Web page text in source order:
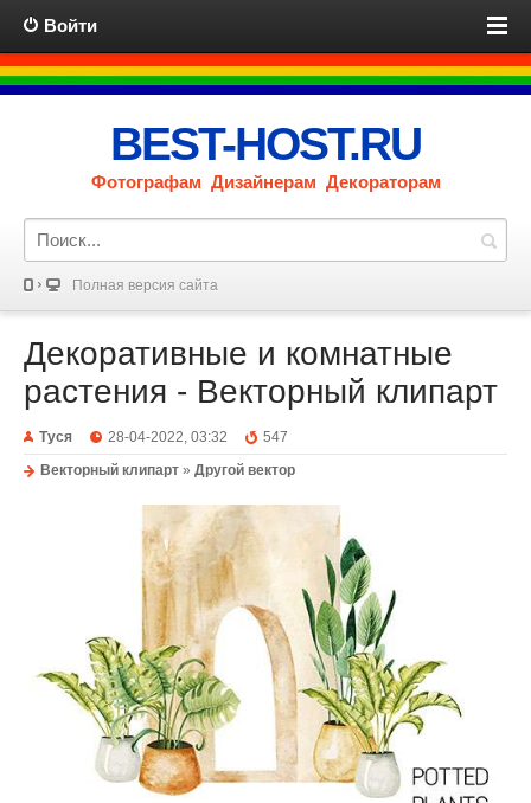
Войти
BEST-HOST.RU
Фотографам Дизайнерам Декораторам
Полная версия сайта
Декоративные и комнатные
растения - Векторный клипарт
Туся 28-04-2022, 03:32
547
Векторный клипарт » Другой вектор